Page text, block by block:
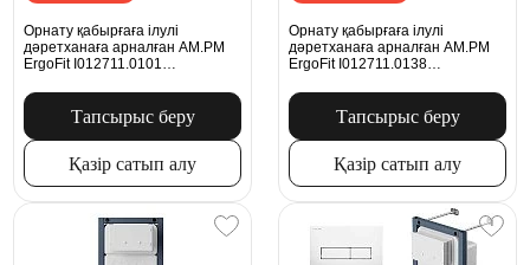
Орнату қабырғаға ілулі
дәретханаға арналған AM.PM
ErgoFit I012711.0101
ErgoFit L, ақ жылтыр
Тапсырыс беру
Қазір сатып алу
Орнату қабырғаға ілулі
дәретханаға арналған AM.PM
ErgoFit I012711.0138
Ergofit M, қара күңгірт
Тапсырыс беру
Қазір сатып алу